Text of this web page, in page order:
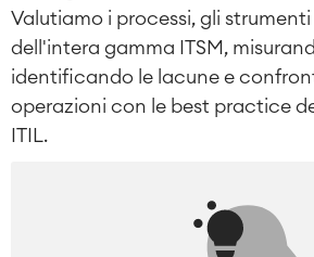
Valutiamo i processi, gli
dell'intera gamma ITSM,
identificando le lacune e
operazioni con le best practice
ITIL.